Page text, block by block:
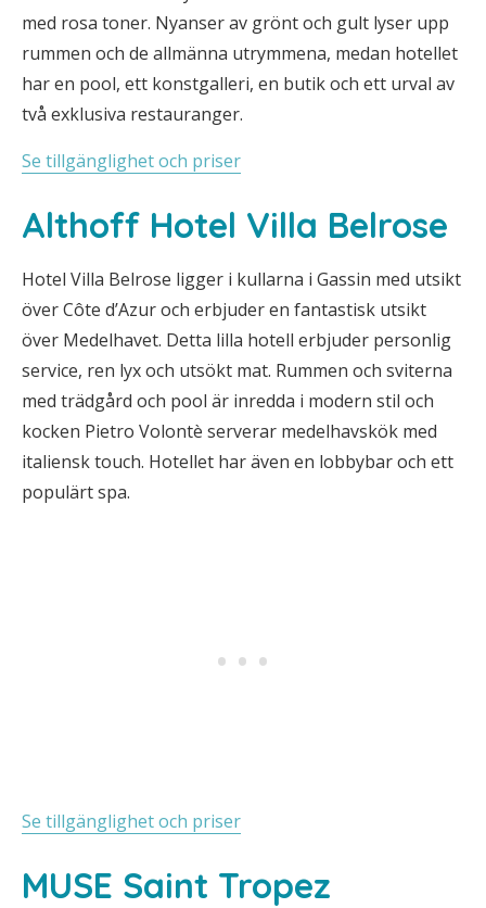
med rosa toner. Nyanser av grönt och gult lyser upp
rummen och de allmänna utrymmena, medan hotellet
har en pool, ett konstgalleri, en butik och ett urval av
två exklusiva restauranger.
Se tillgänglighet och priser
Althoff Hotel Villa Belrose
Hotel Villa Belrose ligger i kullarna i Gassin med utsikt
över Côte d’Azur och erbjuder en fantastisk utsikt
över Medelhavet. Detta lilla hotell erbjuder personlig
service, ren lyx och utsökt mat. Rummen och sviterna
med trädgård och pool är inredda i modern stil och
kocken Pietro Volontè serverar medelhavskök med
italiensk touch. Hotellet har även en lobbybar och ett
populärt spa.
Se tillgänglighet och priser
MUSE Saint Tropez